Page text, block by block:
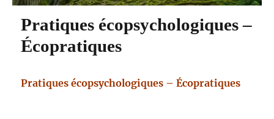
Pratiques écopsychologiques –
Écopratiques
Pratiques écopsychologiques – Écopratiques